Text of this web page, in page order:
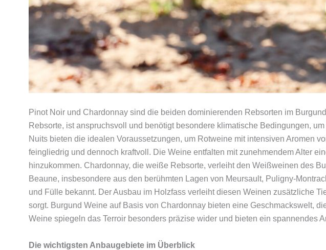
Pinot Noir und Chardonnay sind die beiden dominierenden Rebsorten im
Rebsorte, ist anspruchsvoll und benötigt besondere klimatische Bedingungen,
Nuits bieten die idealen Voraussetzungen, um Rotweine mit intensiven Aromen
feingliedrig und dennoch kraftvoll. Die Weine entfalten mit zunehmendem Alter
hinzukommen. Chardonnay, die weiße Rebsorte, verleiht den Weißweinen des
Beaune, insbesondere aus den berühmten Lagen von Meursault, Puligny-
und Fülle bekannt. Der Ausbau im Holzfass verleiht diesen Weinen zusätzliche
sorgt. Burgund Weine auf Basis von Chardonnay bieten eine Geschmackswelt,
Weine spiegeln das Terroir besonders präzise wider und bieten ein spannendes
Die wichtigsten Anbaugebiete im Überblick